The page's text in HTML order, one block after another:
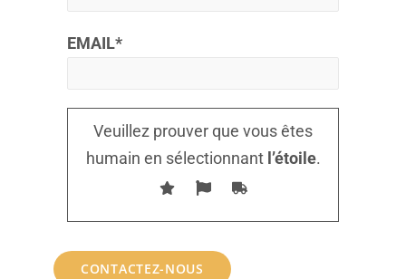
EMAIL*
Veuillez prouver que vous êtes
humain en sélectionnantl’étoile.